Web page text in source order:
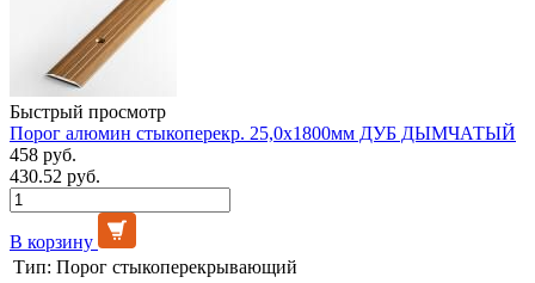
Быстрый просмотр
Порог алюмин стыкоперекр. 25,0х1800мм ДУБ ДЫМЧАТЫЙ
458 руб.
430.52 руб.
В корзину
Тип: Порог стыкоперекрывающий